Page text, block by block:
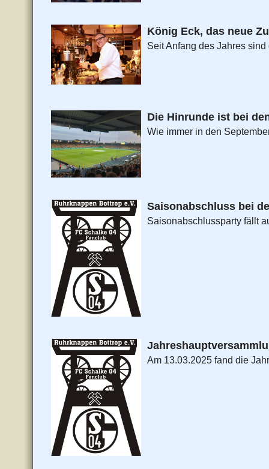
König Eck, das neue
Seit Anfang des Jahres
Die Hinrunde ist bei
Wie immer in den
Saisonabschluss bei
Saisonabschlussparty fällt
Am 13.03.2025 fand die